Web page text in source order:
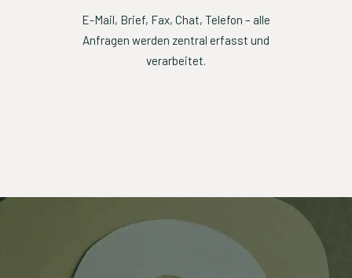
E-Mail, Brief, Fax, Chat, Telefon – alle
Anfragen werden zentral erfasst und
verarbeitet.